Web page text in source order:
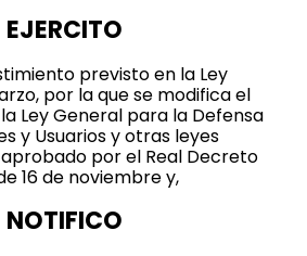
EJERCITO
previsto en la Ley
por la que se modifica el
Ley General para la Defensa
y Usuarios y otras leyes
por el Real Decreto
16 de noviembre y,
NOTIFICO